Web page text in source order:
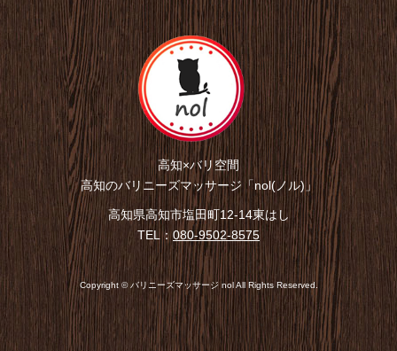
高知×バリ空間
高知のバリニーズマッサージ「nol(ノル)」
高知県高知市塩田町12-14東はし
TEL：080-9502-8575
Copyright © バリニーズマッサージ nol All Rights Reserved.